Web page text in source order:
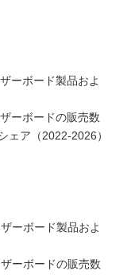
ーボード製品およ
ーボードの販売数
ェア（2022-2026）
ーボード製品およ
ーボードの販売数